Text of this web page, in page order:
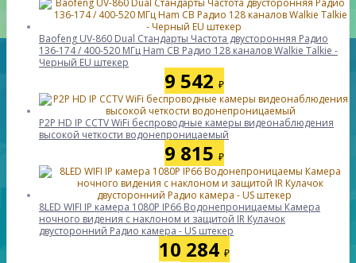
Baofeng UV-860 Dual Стандарты Частота двусторонняя Радио
136-174 / 400-520 МГц Ham CB Радио 128 каналов Walkie Talkie -
Черный EU штекер
9 542 ₽
P2P HD IP CCTV WiFi беспроводные камеры видеонаблюдения
высокой четкости водонепроницаемый
9 815 ₽
8LED WIFI IP камера 1080P IP66 Водонепроницаемы Камера
ночного видения с наклоном и защитой IR Кулачок
двусторонний Радио камера - US штекер
10 284 ₽